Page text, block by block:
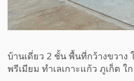
บ้านเดี่ยว 2 ชั้น พื้นที่กว้างขวา
พรีเมียม ทำเลเกาะแก้ว ภูเก็ต ใ